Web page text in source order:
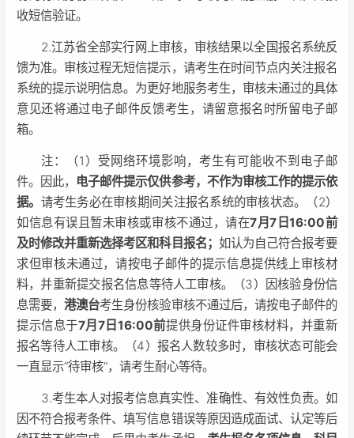
收短信验证。
2.江苏省全部实行网上审核，审核结果以全国报名系统反
馈为准。审核过程无短信提示，请考生在时间节点内关注报名
系统的提示说明信息。为更好地服务考生，审核未通过的具体
意见还将通过电子邮件反馈考生，请留意报名时所留电子邮
箱。
注：（1）受网络环境影响，考生有可能收不到电子邮
件。因此， 电子邮件提示仅供参考，不作为审核工作的提示依
据。 请考生务必在审核期间关注报名系统的审核状态。（2）
如信息有误且暂未审核或审核不通过，请在7月7日16:00前
及时修改并重新选择考区和科目报名； 如认为自己符合报考要
求但审核未通过，请按电子邮件的提示信息提供线上审核材
料，并重新提交报名信息等待人工审核。（3）因核验身份信
息需要，港澳台考生身份核验审核不通过后，请按电子邮件的
提示信息于7月7日16:00前提供身份证件审核材料，并重新
报名等待人工审核。（4）报名人数较多时，审核状态可能会
一直显示“待审核”，请考生耐心等待。
3.考生本人对报考信息真实性、准确性、有效性负责。如
因不符合报考条件、填写信息错误等原因造成面试、认定等后